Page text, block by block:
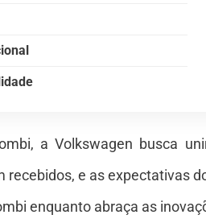
a Volkswagen busca
recebidos, e as expectativas
enquanto abraça as